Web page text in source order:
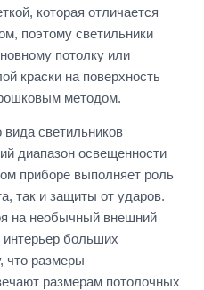
которая отличается
поэтому светильники
потолку или
краски на поверхность
методом.
вида светильников
диапазон освещенности
приборе выполняет роль
так и защиты от ударов.
на необычный внешний
больших
что размеры
размерам потолочных